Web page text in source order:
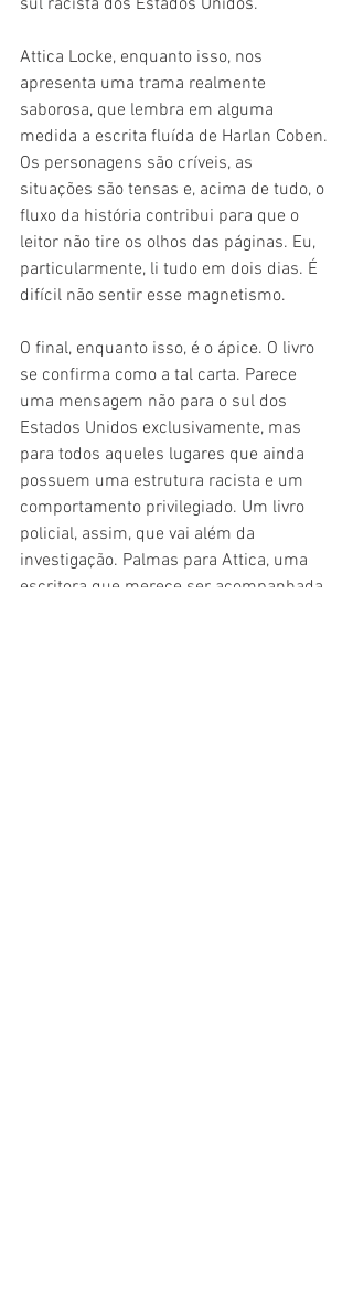
sul racista dos Estados Unidos.
Attica Locke, enquanto isso, nos
apresenta uma trama realmente
saborosa, que lembra em alguma
medida a escrita fluída de Harlan Coben.
Os personagens são críveis, as
situações são tensas e, acima de tudo, o
fluxo da história contribui para que o
leitor não tire os olhos das páginas. Eu,
particularmente, li tudo em dois dias. É
difícil não sentir esse magnetismo.
O final, enquanto isso, é o ápice. O livro
se confirma como a tal carta. Parece
uma mensagem não para o sul dos
Estados Unidos exclusivamente, mas
para todos aqueles lugares que ainda
possuem uma estrutura racista e um
comportamento privilegiado. Um livro
policial, assim, que vai além da
investigação. Palmas para Attica, uma
escritora que merece ser acompanhada.